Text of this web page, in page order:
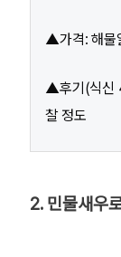
▲가격: 해물
▲후기(식신
찰 정도
2. 민물새우